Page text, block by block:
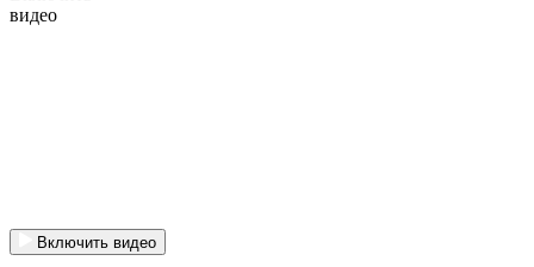
видео
Включить видео